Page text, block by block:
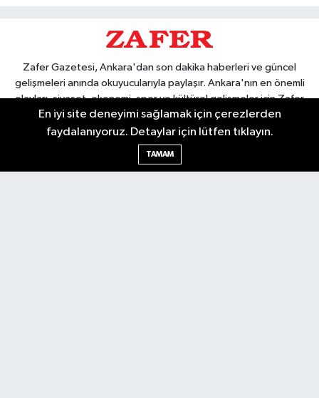
Zafer Gazetesi, Ankara'dan son dakika haberleri ve güncel
gelişmeleri anında okuyucularıyla paylaşır. Ankara'nın en önemli
olayları, siyaset, ekonomi, spor ve kültürel gelişmeler için Zafer
Gazetesi'ni takip edin. Başkentin güvendiği haber kaynağı.
En iyi site deneyimi sağlamak için çerezlerden
faydalanıyoruz. Detaylar için lütfen tıklayın.
TAMAM